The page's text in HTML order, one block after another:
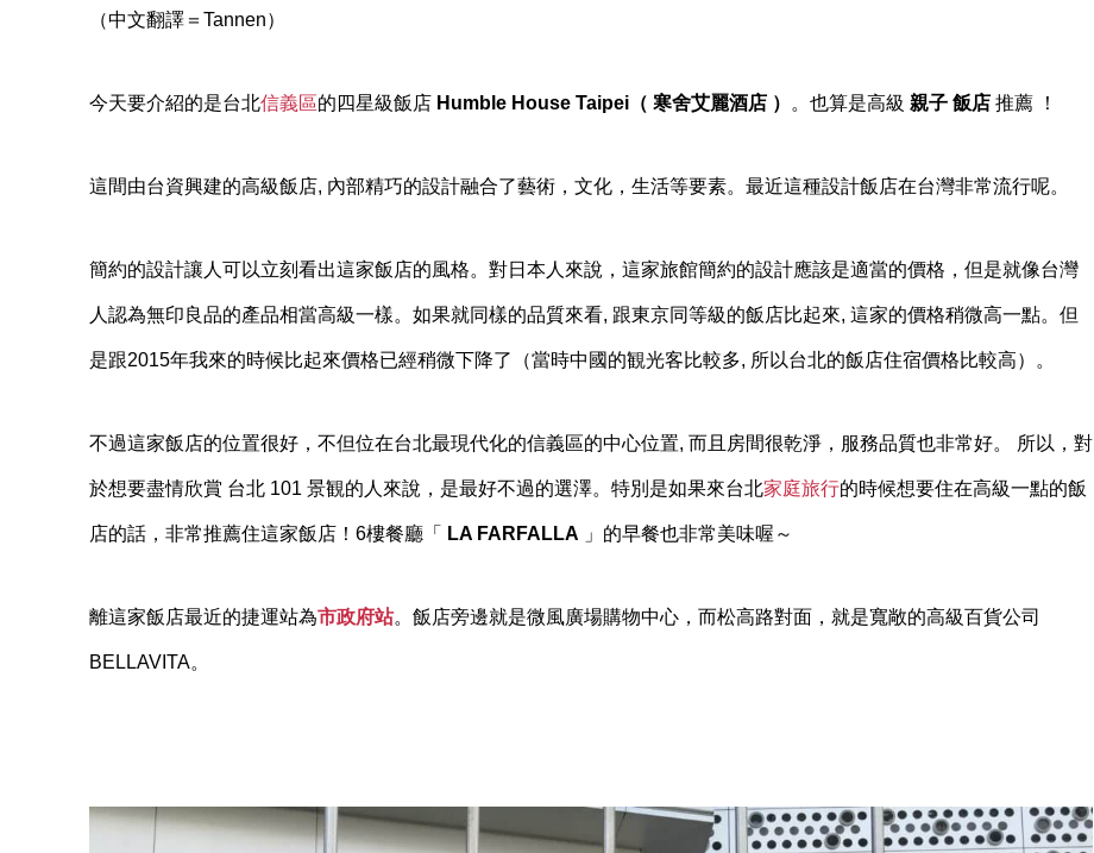
（中文翻譯＝Tannen）
今天要介紹的是台北信義區的四星級飯店 Humble House Taipei（ 寒舍艾麗酒店 ） 。也算是高級 親子 飯店推薦 ！
這間由台資興建的高級飯店, 內部精巧的設計融合了藝術，文化，生活等要素。最近這種設計飯店在台灣非常流行呢。
簡約的設計讓人可以立刻看出這家飯店的風格。對日本人來說，這家旅館簡約的設計應該是適當的價格，但是就像台灣
人認為無印良品的產品相當高級一樣。如果就同樣的品質來看, 跟東京同等級的飯店比起來, 這家的價格稍微高一點。但
是跟2015年我來的時候比起來價格已經稍微下降了（當時中國的観光客比較多, 所以台北的飯店住宿價格比較高）。
不過這家飯店的位置很好，不但位在台北最現代化的信義區的中心位置, 而且房間很乾淨，服務品質也非常好。 所以，對
於想要盡情欣賞 台北 101 景観的人來說，是最好不過的選澤。特別是如果來台北家庭旅行的時候想要住在高級一點的飯
店的話，非常推薦住這家飯店！6樓餐廳「 LA FARFALLA 」的早餐也非常美味喔～
離這家飯店最近的捷運站為市政府站。飯店旁邊就是微風廣場購物中心，而松高路對面，就是寬敞的高級百貨公司
BELLAVITA。